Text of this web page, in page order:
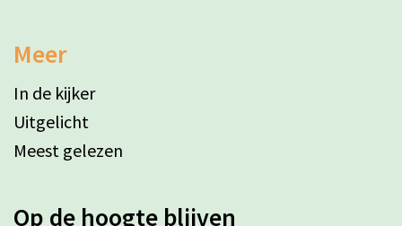
Meer
In de kijker
Uitgelicht
Meest gelezen
Op de hoogte blijven